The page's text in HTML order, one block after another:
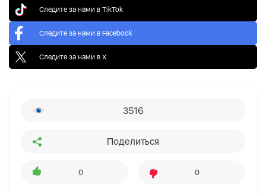
Следите за нами в TikTok
Следите за нами в Facebook
Следите за нами в X
3516
Поделиться
0 0